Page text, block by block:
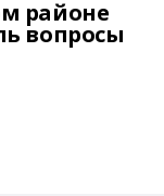
районе
вопросы